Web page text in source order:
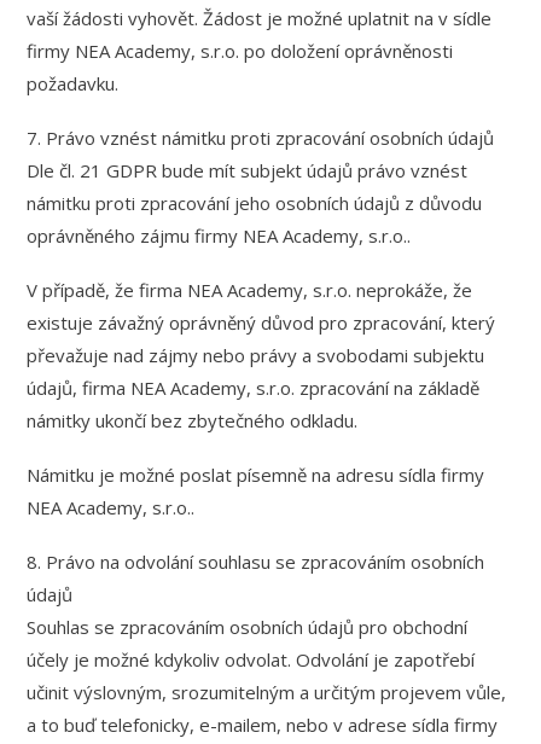
vaší žádosti vyhovět. Žádost je možné uplatnit na v sídle
firmy NEA Academy, s.r.o. po doložení oprávněnosti
požadavku.
7. Právo vznést námitku proti zpracování osobních údajů
Dle čl. 21 GDPR bude mít subjekt údajů právo vznést
námitku proti zpracování jeho osobních údajů z důvodu
oprávněného zájmu firmy NEA Academy, s.r.o..
V případě, že firma NEA Academy, s.r.o. neprokáže, že
existuje závažný oprávněný důvod pro zpracování, který
převažuje nad zájmy nebo právy a svobodami subjektu
údajů, firma NEA Academy, s.r.o. zpracování na základě
námitky ukončí bez zbytečného odkladu.
Námitku je možné poslat písemně na adresu sídla firmy
NEA Academy, s.r.o..
8. Právo na odvolání souhlasu se zpracováním osobních
údajů
Souhlas se zpracováním osobních údajů pro obchodní
účely je možné kdykoliv odvolat. Odvolání je zapotřebí
učinit výslovným, srozumitelným a určitým projevem vůle,
a to buď telefonicky, e-mailem, nebo v adrese sídla firmy